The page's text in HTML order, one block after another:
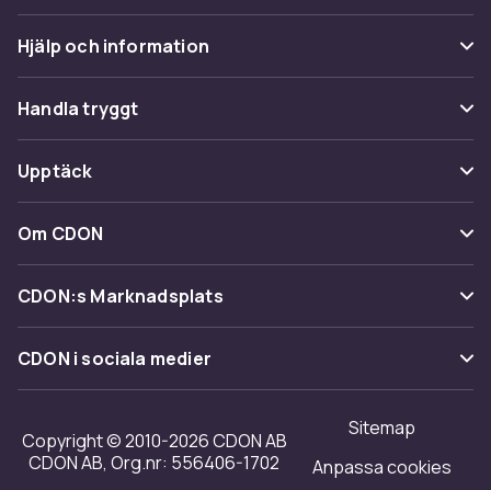
Hjälp och information
Vanliga frågor
Spåra paket
Ångra & Returnera här
Kundservice
Handla tryggt
Betalning
Leverans
Återkallelser
Upptäck
Kategorier
Varumärken
Shopit.se
Om CDON
Om oss
Kundrecensioner
Tillgänglighet
CDON:s Marknadsplats
Sälj på CDON
Bli affiliate
Regler & kvalitet
Merchant Help Center
CDON i sociala medier
Copyright © 2010-2026 CDON AB
CDON AB, Org.nr: 556406-1702
Sitemap
Anpassa cookies